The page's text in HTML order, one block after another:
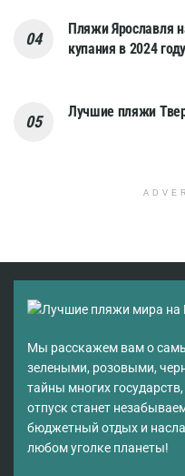
Пляжи Ярославля
купания в 2024 году
Лучшие пляжи
Мы расскажем вам о
зелеными, розовыми,
тайны многих
отпуск станет
бюджетный отдых и
любом уголке планеты!